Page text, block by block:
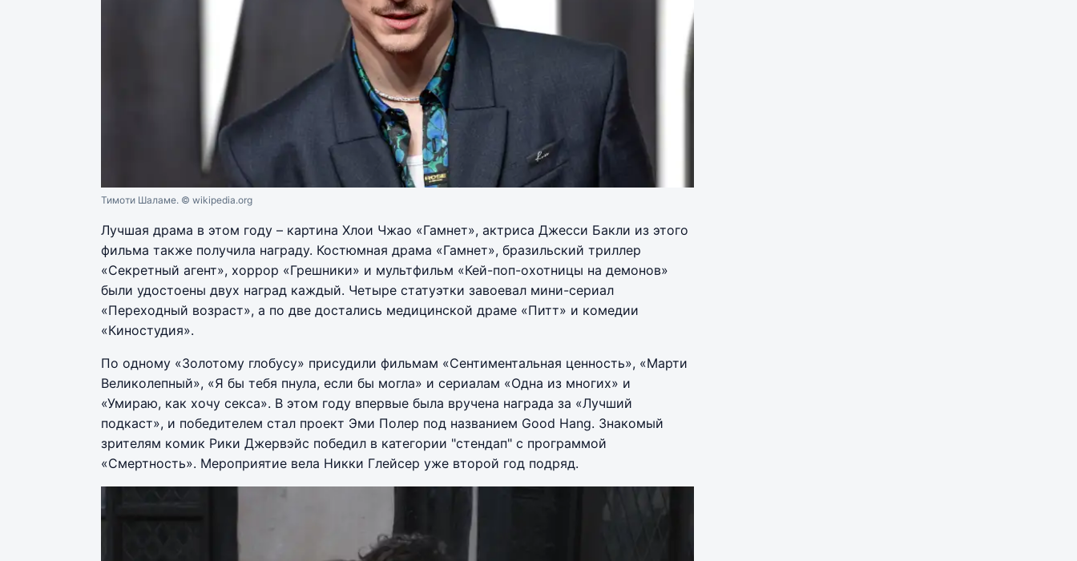
Тимоти Шаламе. © wikipedia.org
Лучшая драма в этом году – картина Хлои Чжао «Гамнет», актриса Джесси Бакли из этого
фильма также получила награду. Костюмная драма «Гамнет», бразильский триллер
«Секретный агент», хоррор «Грешники» и мультфильм «Кей-поп-охотницы на демонов»
были удостоены двух наград каждый. Четыре статуэтки завоевал мини-сериал
«Переходный возраст», а по две достались медицинской драме «Питт» и комедии
«Киностудия».
По одному «Золотому глобусу» присудили фильмам «Сентиментальная ценность», «Марти
Великолепный», «Я бы тебя пнула, если бы могла» и сериалам «Одна из многих» и
«Умираю, как хочу секса». В этом году впервые была вручена награда за «Лучший
подкаст», и победителем стал проект Эми Полер под названием Good Hang. Знакомый
зрителям комик Рики Джервэйс победил в категории "стендап" с программой
«Смертность». Мероприятие вела Никки Глейсер уже второй год подряд.